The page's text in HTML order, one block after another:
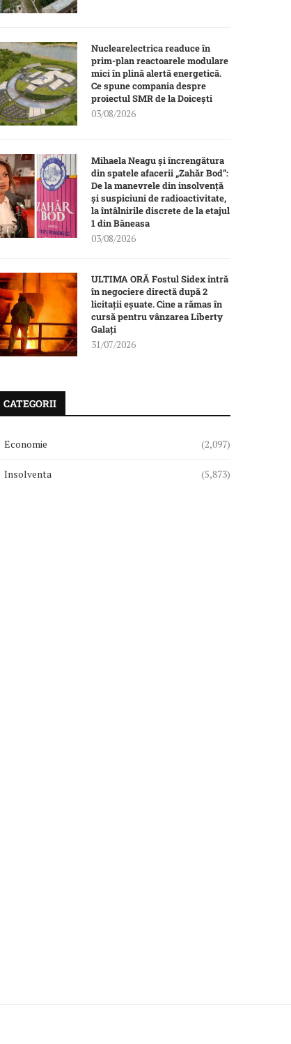
Nuclearelectrica readuce în
prim-plan reactoarele modulare
mici în plină alertă energetică.
Ce spune compania despre
proiectul SMR de la Doicești
03/08/2026
Mihaela Neagu și încrengătura
din spatele afacerii „Zahăr Bod”:
De la manevrele din insolvență
și suspiciuni de radioactivitate,
la întâlnirile discrete de la etajul
1 din Băneasa
03/08/2026
ULTIMA ORĂ Fostul Sidex intră
în negociere directă după 2
licitații eșuate. Cine a rămas în
cursă pentru vânzarea Liberty
Galați
31/07/2026
CATEGORII
Economie (2,097)
Insolventa (5,873)